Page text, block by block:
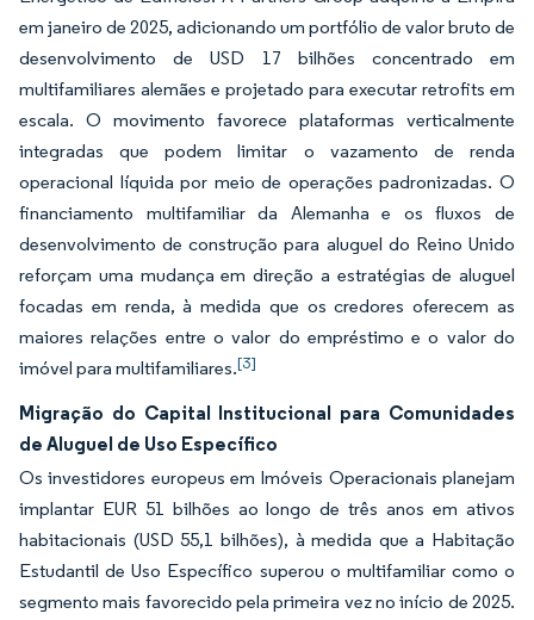
em janeiro de 2025, adicionando um portfólio de valor bruto de
desenvolvimento de USD 17 bilhões concentrado em
multifamiliares alemães e projetado para executar retrofits em
escala. O movimento favorece plataformas verticalmente
integradas que podem limitar o vazamento de renda
operacional líquida por meio de operações padronizadas. O
financiamento multifamiliar da Alemanha e os fluxos de
desenvolvimento de construção para aluguel do Reino Unido
reforçam uma mudança em direção a estratégias de aluguel
focadas em renda, à medida que os credores oferecem as
maiores relações entre o valor do empréstimo e o valor do
imóvel para multifamiliares.[3]
Migração do Capital Institucional para Comunidades
de Aluguel de Uso Específico
Os investidores europeus em Imóveis Operacionais planejam
implantar EUR 51 bilhões ao longo de três anos em ativos
habitacionais (USD 55,1 bilhões), à medida que a Habitação
Estudantil de Uso Específico superou o multifamiliar como o
segmento mais favorecido pela primeira vez no início de 2025.